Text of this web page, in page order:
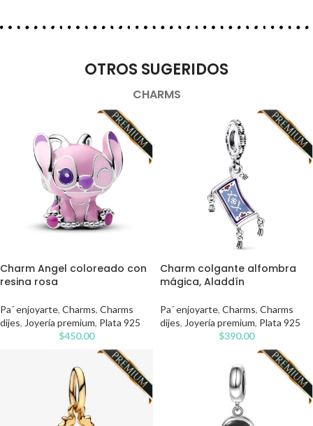
OTROS SUGERIDOS
CHARMS
Charm Angel coloreado con
resina rosa
Pa´ enjoyarte, Charms, Charms
dijes, Joyería premium, Plata 925
$450.00
Charm colgante alfombra
mágica, Aladdín
Pa´ enjoyarte, Charms, Charms
dijes, Joyería premium, Plata 925
$390.00